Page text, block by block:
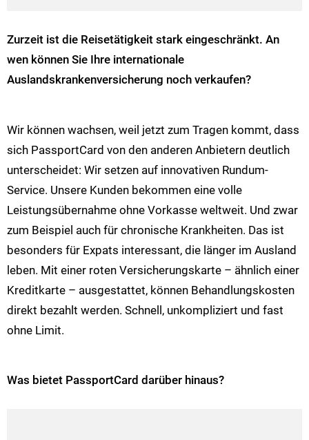
Zurzeit ist die Reisetätigkeit stark eingeschränkt. An
wen können Sie Ihre internationale
Auslandskrankenversicherung noch verkaufen?
Wir können wachsen, weil jetzt zum Tragen kommt, dass
sich PassportCard von den anderen Anbietern deutlich
unterscheidet: Wir setzen auf innovativen Rundum-
Service. Unsere Kunden bekommen eine volle
Leistungsübernahme ohne Vorkasse weltweit. Und zwar
zum Beispiel auch für chronische Krankheiten. Das ist
besonders für Expats interessant, die länger im Ausland
leben. Mit einer roten Versicherungskarte – ähnlich einer
Kreditkarte – ausgestattet, können Behandlungskosten
direkt bezahlt werden. Schnell, unkompliziert und fast
ohne Limit.
Was bietet PassportCard darüber hinaus?